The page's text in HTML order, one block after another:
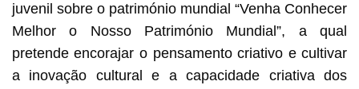
juvenil sobre o património mundial “Venha Conhecer
Melhor o Nosso Património Mundial”, a qual
pretende encorajar o pensamento criativo e cultivar
a inovação cultural e a capacidade criativa dos